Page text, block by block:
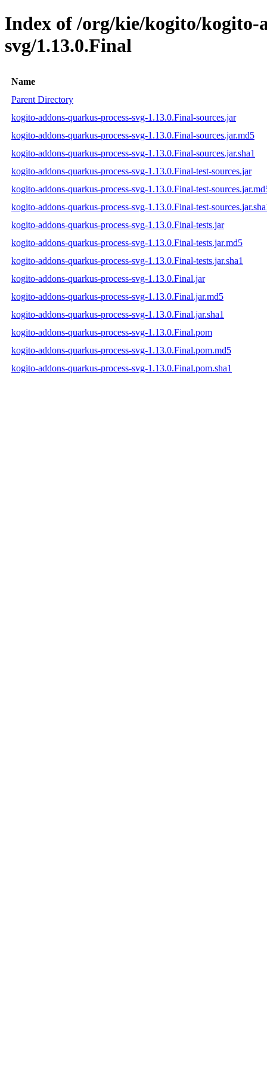
Index of /org/kie/kogito/kogito-
svg/1.13.0.Final
Name
Parent Directory
kogito-addons-quarkus-process-svg-1.13.0.Final-sources.jar
kogito-addons-quarkus-process-svg-1.13.0.Final-sources.jar.md5
kogito-addons-quarkus-process-svg-1.13.0.Final-sources.jar.sha1
kogito-addons-quarkus-process-svg-1.13.0.Final-test-sources.jar
kogito-addons-quarkus-process-svg-1.13.0.Final-test-
kogito-addons-quarkus-process-svg-1.13.0.Final-test-
kogito-addons-quarkus-process-svg-1.13.0.Final-tests.jar
kogito-addons-quarkus-process-svg-1.13.0.Final-tests.jar.md5
kogito-addons-quarkus-process-svg-1.13.0.Final-tests.jar.sha1
kogito-addons-quarkus-process-svg-1.13.0.Final.jar
kogito-addons-quarkus-process-svg-1.13.0.Final.jar.md5
kogito-addons-quarkus-process-svg-1.13.0.Final.jar.sha1
kogito-addons-quarkus-process-svg-1.13.0.Final.pom
kogito-addons-quarkus-process-svg-1.13.0.Final.pom.md5
kogito-addons-quarkus-process-svg-1.13.0.Final.pom.sha1